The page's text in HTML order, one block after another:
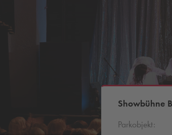
Showbühne
Parkobjekt: